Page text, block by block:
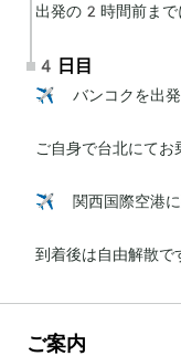
出発の2時間前まで
4日目
✈️ バンコクを出
ご自身で台北にてお
✈️ 関西国際空港
到着後は自由解散で
ご案内